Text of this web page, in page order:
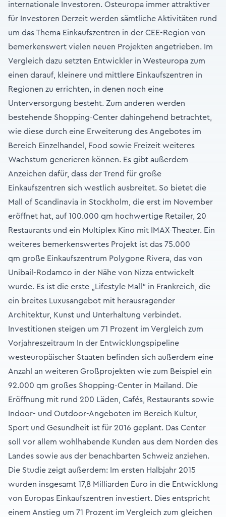
internationale Investoren. Osteuropa immer attraktiver
für Investoren Derzeit werden sämtliche Aktivitäten rund
um das Thema Einkaufszentren in der CEE-Region von
bemerkenswert vielen neuen Projekten angetrieben. Im
Vergleich dazu setzten Entwickler in Westeuropa zum
einen darauf, kleinere und mittlere Einkaufszentren in
Regionen zu errichten, in denen noch eine
Unterversorgung besteht. Zum anderen werden
bestehende Shopping-Center dahingehend betrachtet,
wie diese durch eine Erweiterung des Angebotes im
Bereich Einzelhandel, Food sowie Freizeit weiteres
Wachstum generieren können. Es gibt außerdem
Anzeichen dafür, dass der Trend für große
Einkaufszentren sich westlich ausbreitet. So bietet die
Mall of Scandinavia in Stockholm, die erst im November
eröffnet hat, auf 100.000 qm hochwertige Retailer, 20
Restaurants und ein Multiplex Kino mit IMAX-Theater. Ein
weiteres bemerkenswertes Projekt ist das 75.000
qm große Einkaufszentrum Polygone Rivera, das von
Unibail-Rodamco in der Nähe von Nizza entwickelt
wurde. Es ist die erste „Lifestyle Mall“ in Frankreich, die
ein breites Luxusangebot mit herausragender
Architektur, Kunst und Unterhaltung verbindet.
Investitionen steigen um 71 Prozent im Vergleich zum
Vorjahreszeitraum In der Entwicklungspipeline
westeuropäischer Staaten befinden sich außerdem eine
Anzahl an weiteren Großprojekten wie zum Beispiel ein
92.000 qm großes Shopping-Center in Mailand. Die
Eröffnung mit rund 200 Läden, Cafés, Restaurants sowie
Indoor- und Outdoor-Angeboten im Bereich Kultur,
Sport und Gesundheit ist für 2016 geplant. Das Center
soll vor allem wohlhabende Kunden aus dem Norden des
Landes sowie aus der benachbarten Schweiz anziehen.
Die Studie zeigt außerdem: Im ersten Halbjahr 2015
wurden insgesamt 17,8 Milliarden Euro in die Entwicklung
von Europas Einkaufszentren investiert. Dies entspricht
einem Anstieg um 71 Prozent im Vergleich zum gleichen